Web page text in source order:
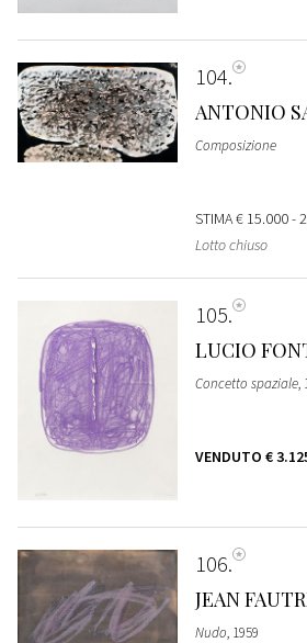
104
ANTONIO
Composizione
STIMA€ 15.000 -
Lotto chiuso
105
LUCIO
Concetto spaziale,
VENDUTO €
106
JEAN
Nudo, 1959